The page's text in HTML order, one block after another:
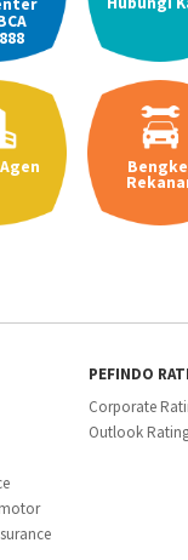
PEFINDO
Corporate
Outlook